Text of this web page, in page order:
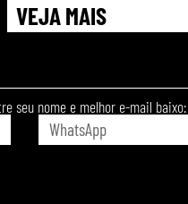
VEJA MAIS
seu nome e melhor e-mail baixo: